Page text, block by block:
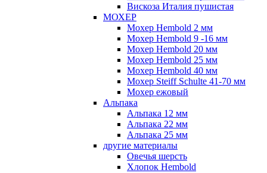
Вискоза Италия пушистая
МОХЕР
Мохер Hembold 2 мм
Мохер Hembold 9 -16 мм
Мохер Hembold 20 мм
Мохер Hembold 25 мм
Мохер Hembold 40 мм
Мохер Steiff Schulte 41-70 мм
Мохер ежовый
Альпака
Альпака 12 мм
Альпака 22 мм
Альпака 25 мм
другие материалы
Овечья шерсть
Хлопок Hembold